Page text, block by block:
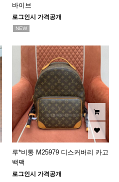
바이브
로그인시 가격공개
NEW
루*비통 M25979 디스커버리 카고
백팩
로그인시 가격공개